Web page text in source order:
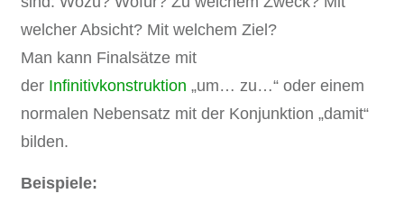
welcher Absicht? Mit welchem Ziel?
Man kann Finalsätze mit
der Infinitivkonstruktion „um… zu…“ oder einem
normalen Nebensatz mit der Konjunktion „damit“
bilden.
Beispiele: